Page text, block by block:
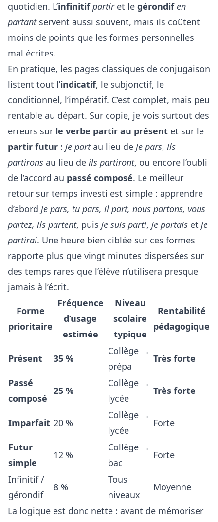
quotidien. L’infinitif partiret le gérondif en
partantservent aussi souvent, mais ils coûtent
moins de points que les formes personnelles
mal écrites.
En pratique, les pages classiques de conjugaison
listent tout l’indicatif, le subjonctif, le
conditionnel, l’impératif. C’est complet, mais peu
rentable au départ. Sur copie, je vois surtout des
erreurs sur le verbe partir au présent et sur le
partir futur : je partau lieu de je pars, ils
partirons au lieu de ils partiront, ou encore l’oubli
de l’accord au passé composé. Le meilleur
retour sur temps investi est simple : apprendre
d’abord je pars, tu pars, il part, nous partons, vous
partez, ils partent, puis je suis parti, je partais et je
partirai. Une heure bien ciblée sur ces formes
rapporte plus que vingt minutes dispersées sur
des temps rares que l’élève n’utilisera presque
jamais à l’écrit.
Forme
prioritaire
Fréquence
d’usage
estimée
Niveau
scolaire
typique
Rentabilité
pédagogique
Présent 35 %
Collège →
prépa
Très forte
Passé
composé
25 %
Collège →
lycée
Très forte
Imparfait 20 %
Collège →
lycée
Forte
Futur
simple
12 %
Collège →
bac
Forte
Infinitif /
gérondif
8 %
Tous
niveaux
Moyenne
La logique est donc nette : avant de mémoriser